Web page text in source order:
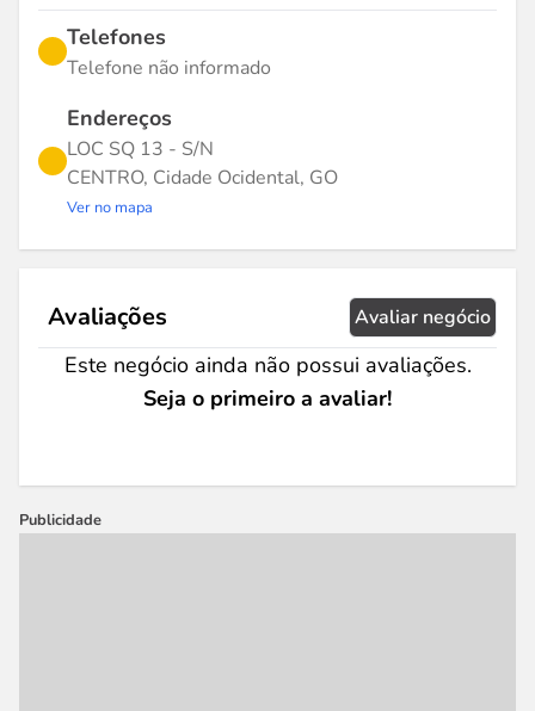
Telefones
Telefone não informado
Endereços
LOC SQ 13 - S/N
CENTRO, Cidade Ocidental, GO
Ver no mapa
Avaliações Avaliar negócio
Este negócio ainda não possui avaliações.
Seja o primeiro a avaliar!
Publicidade